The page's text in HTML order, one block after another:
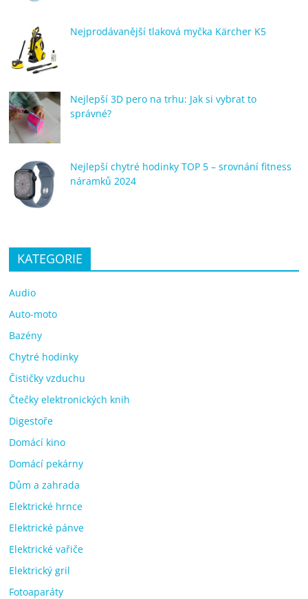
Nejprodávanější tlaková myčka Kärcher K5
Nejlepší 3D pero na trhu: Jak si vybrat to
správné?
Nejlepší chytré hodinky TOP 5 – srovnání fitness
náramků 2024
KATEGORIE
Audio
Auto-moto
Bazény
Chytré hodinky
Čističky vzduchu
Čtečky elektronických knih
Digestoře
Domácí kino
Domácí pekárny
Dům a zahrada
Elektrické hrnce
Elektrické pánve
Elektrické vařiče
Elektrický gril
Fotoaparáty